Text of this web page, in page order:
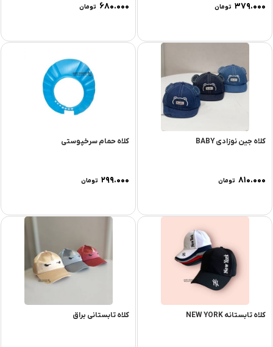
۳۷۹.۰۰۰ تومان ۶۸۰.۰۰۰ تومان
کلاه جین نوزادی BABY
۸۱۰.۰۰۰ تومان
کلاه حمام سرخپوستی
۲۹۹.۰۰۰ تومان
کلاه تابستانه NEW YORK کلاه تابستانی براق